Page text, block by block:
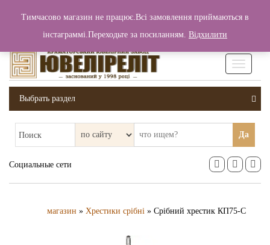
Вход / Регистрация 0 грн.
Выбрать раздел
Поиск Да
Социальные сети
магазин » Хрестики срібні » Срібний хрестик КП75-С
Тимчасово магазин не працює.Всі замовлення приймаються в
інстаграммі.Переходьте за посиланням. Відхилити